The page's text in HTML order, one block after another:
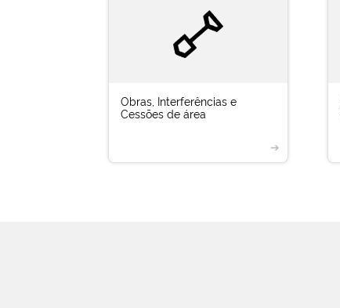
Obras, Interferências e
Cessões de área
➔